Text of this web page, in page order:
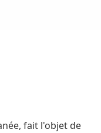
fait l'objet de